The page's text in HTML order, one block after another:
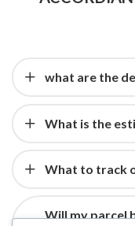
what are the
What is the
What to track
Will my parcel